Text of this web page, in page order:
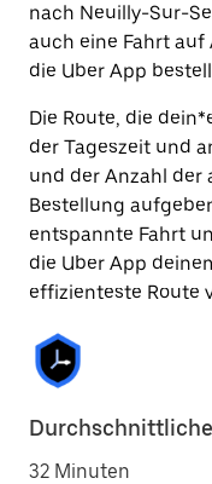
nach Neuilly-Sur-
auch eine Fahrt
die Uber App
Die Route, die
der Tageszeit und
und der Anzahl der
Bestellung
entspannte Fahrt
die Uber App
effizienteste Route
32 Minuten